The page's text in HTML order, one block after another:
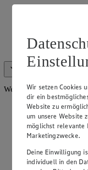
Glutenfrei mit
große Auswahl an
Weiteres Sortiment
Wir setzen Cookies
dir ein
Website zu
um unsere Website
möglichst relevante
Marketingzwecke.
Deine Einwilligung
individuell in den